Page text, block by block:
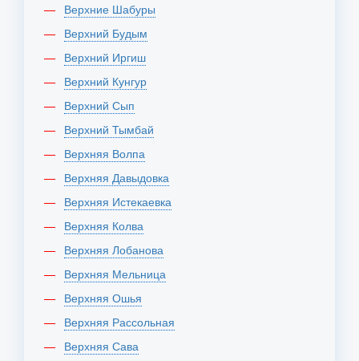
Верхние Шабуры
Верхний Будым
Верхний Иргиш
Верхний Кунгур
Верхний Сып
Верхний Тымбай
Верхняя Волпа
Верхняя Давыдовка
Верхняя Истекаевка
Верхняя Колва
Верхняя Лобанова
Верхняя Мельница
Верхняя Ошья
Верхняя Рассольная
Верхняя Сава